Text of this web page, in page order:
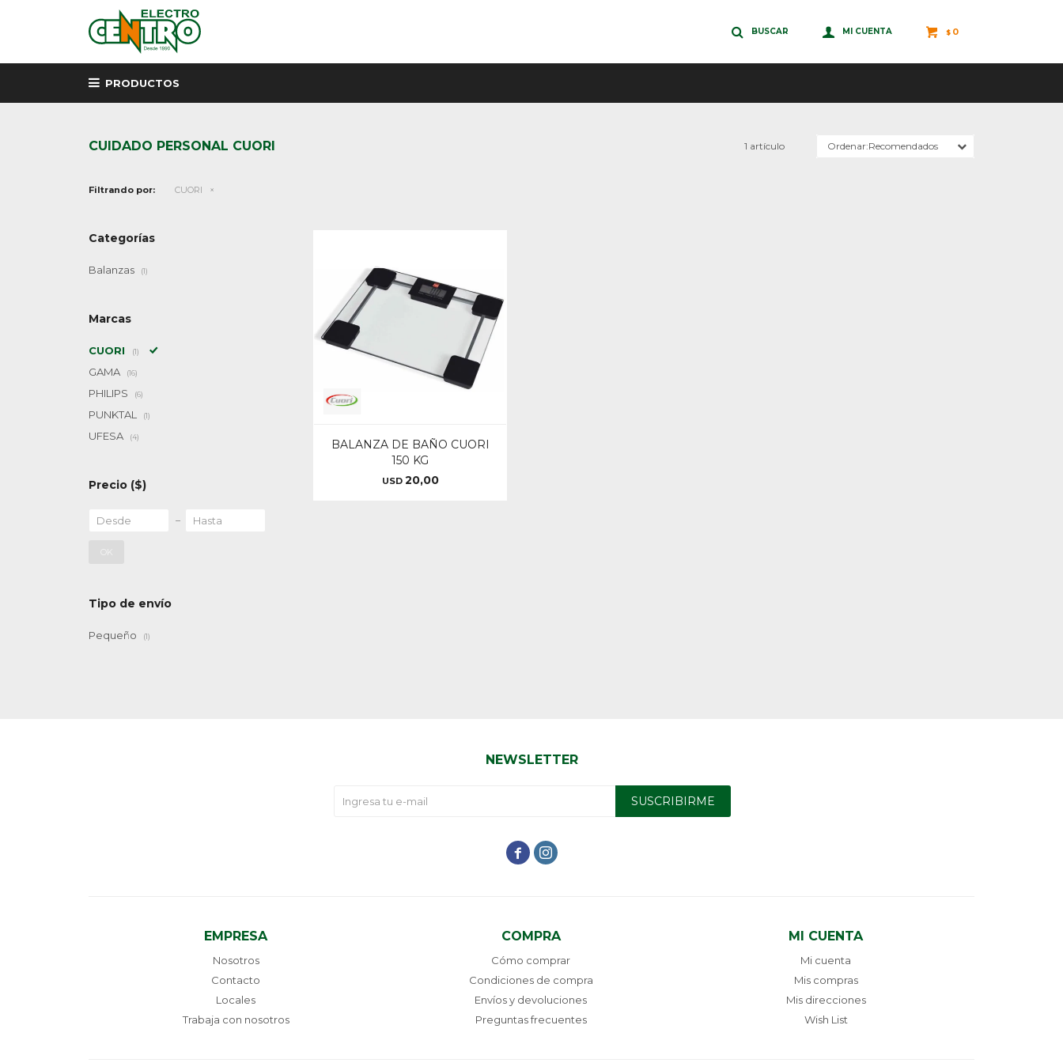
PRODUCTOS
$ 0
CUIDADO PERSONAL CUORI 1 artículo Recomendados
Filtrando por: CUORI
BALANZA DE BAÑO CUORI
150 KG
USD 20,00
Categorías
Balanzas (1)
Marcas
CUORI (1)
GAMA (16)
PHILIPS (6)
PUNKTAL (1)
UFESA (4)
Precio ($)
OK
Tipo de envío
Pequeño (1)
EMPRESA
Nosotros
Contacto
Locales
Trabaja con nosotros
COMPRA
Cómo comprar
Condiciones de compra
Envíos y devoluciones
Preguntas frecuentes
MI CUENTA
Mi cuenta
Mis compras
Mis direcciones
Wish List
NEWSLETTER
SUSCRIBIRME
 